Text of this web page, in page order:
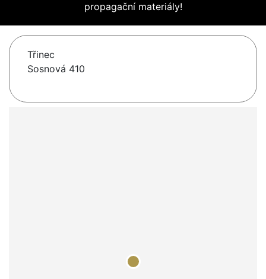
propagační materiály!
Třinec
Sosnová 410